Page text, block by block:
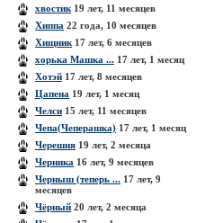
хвостик 19 лет, 11 месяцев
Хиппа 22 года, 10 месяцев
Хищник 17 лет, 6 месяцев
хорька Машка ... 17 лет, 1 месяц
Хотэй 17 лет, 8 месяцев
Цапена 19 лет, 1 месяц
Челси 15 лет, 11 месяцев
Чепа(Чеперашка) 17 лет, 1 месяц
Черешня 19 лет, 2 месяца
Черника 16 лет, 9 месяцев
Черныш (теперь ... 17 лет, 9
месяцев
Чёрный 20 лет, 2 месяца